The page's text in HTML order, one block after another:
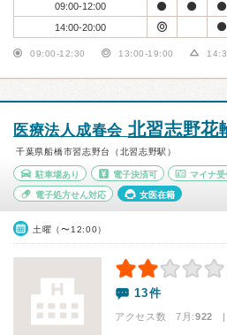
09:00-12:00
14:00-20:00
09:00-12:30 13:00-19:00
医療法人成春会 北習志野花
千葉県船橋市習志野台（北習志野駅）
駐車場あり 電子決済可 マイナ受
電子処方せん対応 女医在籍
土曜（〜12:00）
13件
アクセス数 7月:922 |